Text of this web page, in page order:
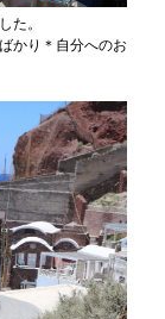
た。
かり＊自分へのお